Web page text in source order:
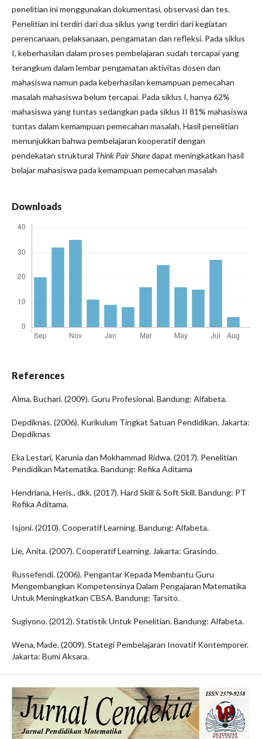
penelitian ini menggunakan dokumentasi, observasi dan tes.
Penelitian ini terdiri dari dua siklus yang terdiri dari kegiatan
perencanaan, pelaksanaan, pengamatan dan refleksi. Pada siklus
I, keberhasilan dalam proses pembelajaran sudah tercapai yang
terangkum dalam lembar pengamatan aktivitas dosen dan
mahasiswa namun pada keberhasilan kemampuan pemecahan
masalah mahasiswa belum tercapai. Pada siklus I, hanya 62%
mahasiswa yang tuntas sedangkan pada siklus II 81% mahasiswa
tuntas dalam kemampuan pemecahan masalah. Hasil penelitian
menunjukkan bahwa pembelajaran kooperatif dengan
pendekatan struktural Think Pair Sharedapat meningkatkan hasil
belajar mahasiswa pada kemampuan pemecahan masalah
Downloads
References
Alma, Buchari. (2009). Guru Profesional. Bandung: Alfabeta.
Depdiknas. (2006). Kurikulum Tingkat Satuan Pendidikan. Jakarta:
Depdiknas
Eka Lestari, Karunia dan Mokhammad Ridwa. (2017). Penelitian
Pendidikan Matematika. Bandung: Refika Aditama
Hendriana, Heris., dkk. (2017). Hard Skill & Soft Skill. Bandung: PT
Refika Aditama.
Isjoni. (2010). Cooperatif Learning. Bandung: Alfabeta.
Lie, Anita. (2007). Cooperatif Learning. Jakarta: Grasindo.
Russefendi. (2006). Pengantar Kepada Membantu Guru
Mengembangkan Kompetensinya Dalam Pengajaran Matematika
Untuk Meningkatkan CBSA. Bandung: Tarsito.
Sugiyono. (2012). Statistik Untuk Penelitian. Bandung: Alfabeta.
Wena, Made. (2009). Stategi Pembelajaran Inovatif Kontemporer.
Jakarta: Bumi Aksara.